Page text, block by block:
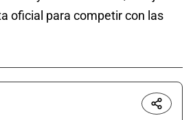
oficial para competir con las